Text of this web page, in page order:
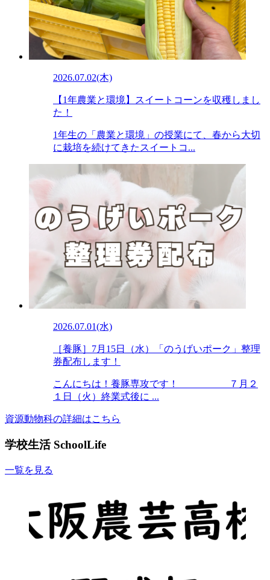
2026.07.02(木)
【1年農業と環境】スイートコーンを収穫しまし
た！
1年生の「農業と環境」の授業にて、春から大切
に栽培を続けてきたスイートコ...
2026.07.01(水)
［養豚］7月15日（水）「のうげいポーク」整理
券配布します！
こんにちは！養豚専攻です！ ７月２
１日（火）終業式後に ...
資源動物科の詳細はこちら
学校生活 SchoolLife
一覧を見る